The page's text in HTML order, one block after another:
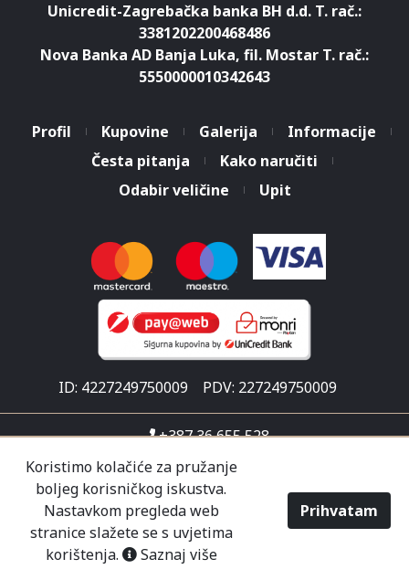
Koristimo kolačiće za pružanje
boljeg korisničkog iskustva.
Nastavkom pregleda web
stranice slažete se s uvjetima
korištenja.
Saznaj više
Prihvatam
Unicredit-Zagrebačka banka BH d.d. T. rač.:
3381202200468486
Nova Banka AD Banja Luka, fil. Mostar T. rač.:
5550000010342643
Profil Kupovine Galerija
Informacije
Česta pitanja
Kako naručiti
Odabir veličine
Upit
ID: 4227249750009 PDV: 227249750009
+387 36 655 528
info@malisicshop.ba
Put za Ljubuški 1
Pon-sub 07:30 - 21:00